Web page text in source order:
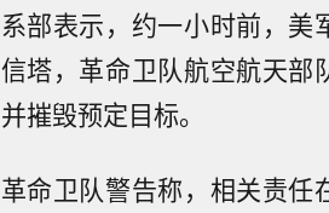
系部表示，约一小时前，美
信塔，革命卫队航空航天部
并摧毁预定目标。
革命卫队警告称，相关责任